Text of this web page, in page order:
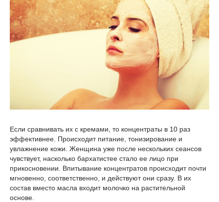
Если сравнивать их с кремами, то концентраты в 10 раз
эффективнее. Происходит питание, тонизирование и
увлажнение кожи. Женщина уже после нескольких сеансов
чувствует, насколько бархатистее стало ее лицо при
прикосновении. Впитывание концентратов происходит почти
мгновенно, соответственно, и действуют они сразу. В их
состав вместо масла входит молочко на растительной
основе.